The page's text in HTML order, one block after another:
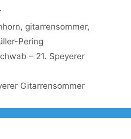
, gitarrensommer,
Pering
– 21. Speyerer
Gitarrensommer